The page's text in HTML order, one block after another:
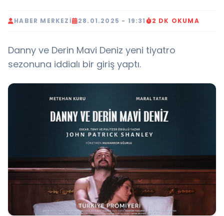
HABER MERKEZI 28.01.2025 - 19:31 2 DK OKUMA
Danny ve Derin Mavi Deniz yeni tiyatro
sezonuna iddialı bir giriş yaptı.